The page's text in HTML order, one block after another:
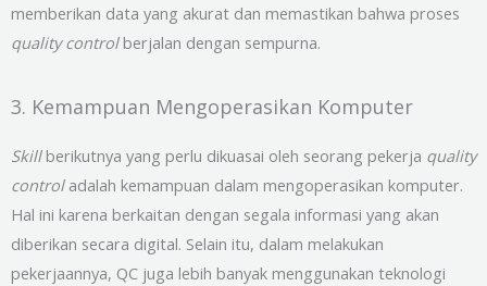
memberikan data yang akurat dan memastikan bahwa proses
quality controlberjalan dengan sempurna.
3. Kemampuan Mengoperasikan Komputer
Skillberikutnya yang perlu dikuasai oleh seorang pekerja quality
controladalah kemampuan dalam mengoperasikan komputer.
Hal ini karena berkaitan dengan segala informasi yang akan
diberikan secara digital. Selain itu, dalam melakukan
pekerjaannya, QC juga lebih banyak menggunakan teknologi